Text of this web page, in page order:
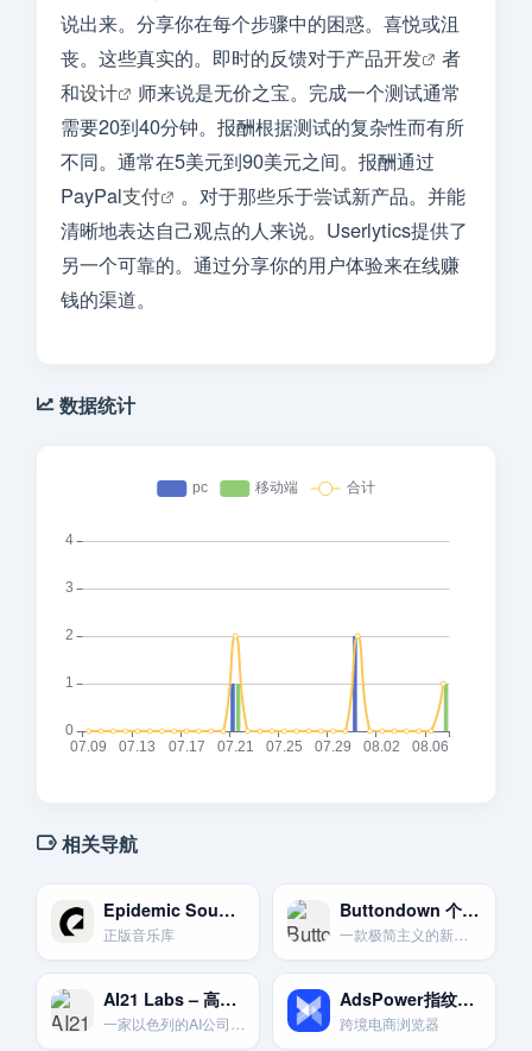
说出来。分享你在每个步骤中的困惑。喜悦或沮
丧。这些真实的。即时的反馈对于产品开发
者
和设计
师来说是无价之宝。完成一个测试通常
需要20到40分钟。报酬根据测试的复杂性而有所
不同。通常在5美元到90美元之间。报酬通过
PayPal支付
。对于那些乐于尝试新产品。并能
清晰地表达自己观点的人来说。Userlytics提供了
另一个可靠的。通过分享你的用户体验来在线赚
钱的渠道。
数据统计
相关导航
Epidemic Sound YouTube正版音乐库
正版音乐库
Buttondown 个人通讯工具
一款极简主义的新闻通讯工具，专为个人创作者和技术爱好者设计。
AI21 Labs – 高级自然语言处理工具
一家以色列的AI公司，提供与OpenAI对标的Jurassic系列大型语言模型。
AdsPower指纹浏览器
跨境电商浏览器